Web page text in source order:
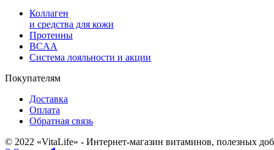
Коллаген
и средства для кожи
Протеины
BCAA
Система лояльности и акции
Покупателям
Доставка
Оплата
Обратная связь
© 2022 «VitaLife» - Интернет-магазин витаминов, полезных